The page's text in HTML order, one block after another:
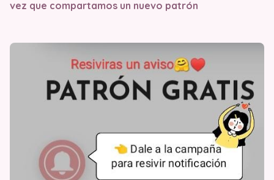
vez que compartamos un nuevo patrón